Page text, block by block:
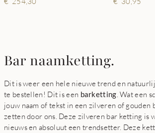
Bar naamketting.
Dit is weer een hele nieuwe trend en
te bestellen! Dit is een barketting . Wat een
jouw naam of tekst in een zilveren of gouden
zetten door ons. Deze zilveren bar ketting is
nieuws en absoluut een trendsetter. Deze